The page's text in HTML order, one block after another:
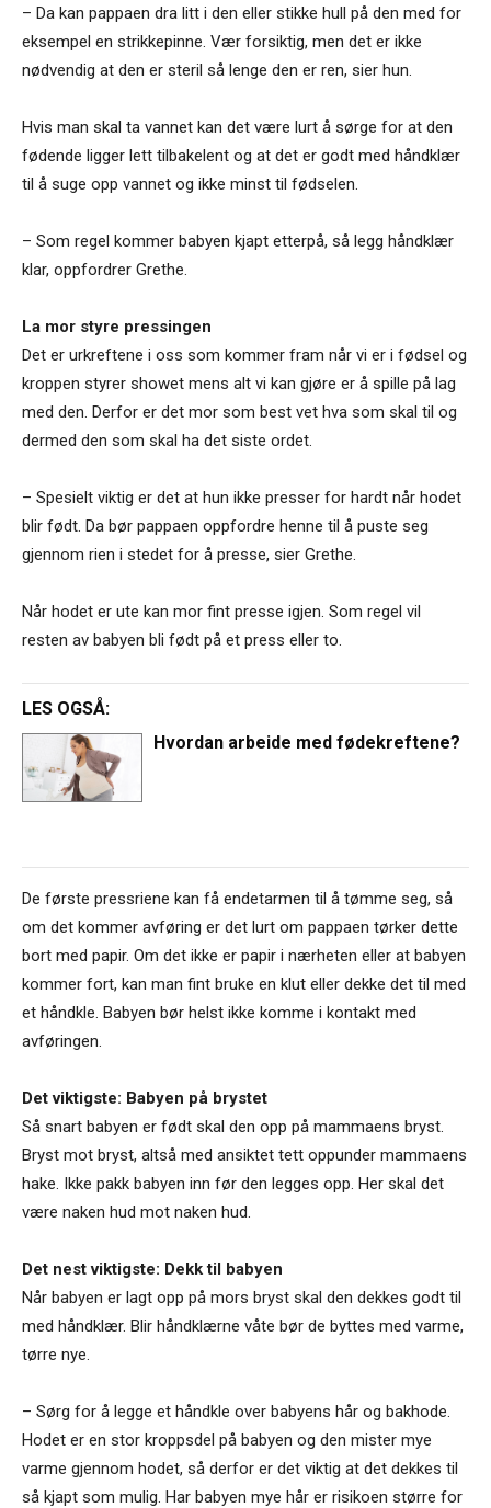
– Da kan pappaen dra litt i den eller stikke hull på den med for
eksempel en strikkepinne. Vær forsiktig, men det er ikke
nødvendig at den er steril så lenge den er ren, sier hun.
Hvis man skal ta vannet kan det være lurt å sørge for at den
fødende ligger lett tilbakelent og at det er godt med håndklær
til å suge opp vannet og ikke minst til fødselen.
– Som regel kommer babyen kjapt etterpå, så legg håndklær
klar, oppfordrer Grethe.
La mor styre pressingen
Det er urkreftene i oss som kommer fram når vi er i fødsel og
kroppen styrer showet mens alt vi kan gjøre er å spille på lag
med den. Derfor er det mor som best vet hva som skal til og
dermed den som skal ha det siste ordet.
– Spesielt viktig er det at hun ikke presser for hardt når hodet
blir født. Da bør pappaen oppfordre henne til å puste seg
gjennom rien i stedet for å presse, sier Grethe.
Når hodet er ute kan mor fint presse igjen. Som regel vil
resten av babyen bli født på et press eller to.
LES OGSÅ:
Hvordan arbeide med fødekreftene?
De første pressriene kan få endetarmen til å tømme seg, så
om det kommer avføring er det lurt om pappaen tørker dette
bort med papir. Om det ikke er papir i nærheten eller at babyen
kommer fort, kan man fint bruke en klut eller dekke det til med
et håndkle. Babyen bør helst ikke komme i kontakt med
avføringen.
Det viktigste: Babyen på brystet
Så snart babyen er født skal den opp på mammaens bryst.
Bryst mot bryst, altså med ansiktet tett oppunder mammaens
hake. Ikke pakk babyen inn før den legges opp. Her skal det
være naken hud mot naken hud.
Det nest viktigste: Dekk til babyen
Når babyen er lagt opp på mors bryst skal den dekkes godt til
med håndklær. Blir håndklærne våte bør de byttes med varme,
tørre nye.
– Sørg for å legge et håndkle over babyens hår og bakhode.
Hodet er en stor kroppsdel på babyen og den mister mye
varme gjennom hodet, så derfor er det viktig at det dekkes til
så kjapt som mulig. Har babyen mye hår er risikoen større for